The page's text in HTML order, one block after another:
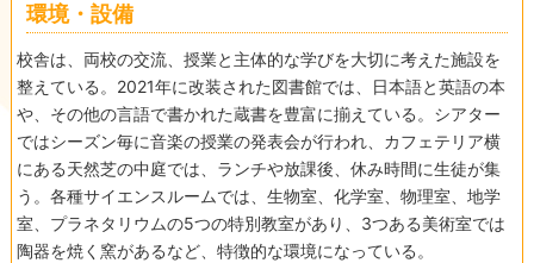
環境・設備
校舎は、両校の交流、授業と主体的な学びを大切に考えた施設を
整えている。2021年に改装された図書館では、日本語と英語の本
や、その他の言語で書かれた蔵書を豊富に揃えている。シアター
ではシーズン毎に音楽の授業の発表会が行われ、カフェテリア横
にある天然芝の中庭では、ランチや放課後、休み時間に生徒が集
う。各種サイエンスルームでは、生物室、化学室、物理室、地学
室、プラネタリウムの5つの特別教室があり、3つある美術室では
陶器を焼く窯があるなど、特徴的な環境になっている。